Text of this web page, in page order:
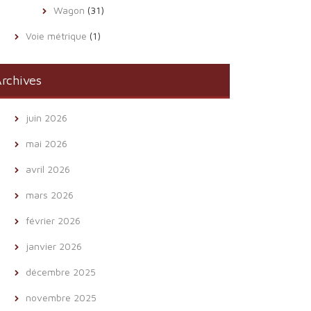
Wagon (31)
Voie métrique (1)
juin 2026
mai 2026
avril 2026
mars 2026
février 2026
janvier 2026
décembre 2025
novembre 2025